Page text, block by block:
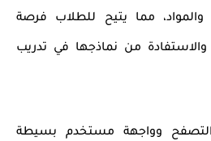
مما يتيح للطلاب فرصة
والاستفادة من نماذجها في تدريب
التصفح وواجهة مستخدم بسيطة